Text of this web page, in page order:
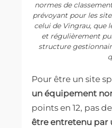
normes de
prévoyant pour les
celui de Vingrau, que
et régulièrement
structure
Pour être un site
un équipement
points en 12, pas
être entretenu par